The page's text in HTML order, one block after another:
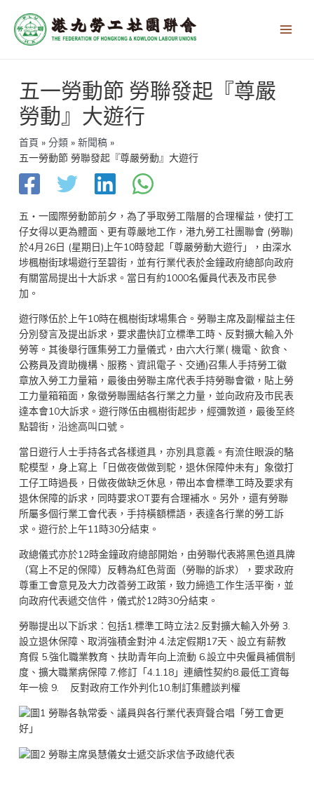
五一勞動節 勞聯發起『尊嚴
勞動』大遊行
首頁 分類
新聞稿
五一勞動節 勞聯發起『尊嚴勞動』大遊行
五‧一國際勞動節前夕，為了爭取勞工階層的合理權益，使打工
仔女得以更為體面、更有尊嚴地工作，港九勞工社團聯會 (勞聯)
於4月26日 (星期日)上午10時發起「尊嚴勞動大遊行」，由深水
埗楓樹街球場遊行至碧街，並有行業代表於金鐘政府總部向政府
有關當局提出十大訴求。當日有約1000名僱員代表及市民參
加。
遊行隊伍於上午10時在楓樹街球場集合。勞聯主席及副權益主任
分別發言及提出訴求，要求盡快訂立標準工時、反對擴大輸入外
勞等。其後舉行匯集勞工力量儀式，由六大行業( 機電、飲食、
公務員及資助機構、服務、資訊電子、交通)召集人手持勞工徽
章放入勞工力量箱，最後由勞聯主席代表手持勞聯會徽，貼上勞
工力量箱箱面，象徵勞聯團結各行業之力量，並向政府及市民表
達本會10大訴求。遊行隊伍由楓樹街起步，經彌敦道，最後至終
點碧街，沿途高叫口號。
當日遊行人士手持各式各樣道具，亦別具意義。有流住眼淚的駱
駝模型，身上寫上「日做夜做做到駝，退休保障仲未有」象徵打
工仔工時過長，日做夜做缺乏休息，帶出本會標準工時及要求有
退休保障的訴求，同時要求OT要有合理補水。另外，還有勞聯
所屬多個行業工會代表，手持橫額標語，表達各行業的勞工訴
求。遊行於上午11時30分結束。
政總儀式亦於12時金鐘政府總部開始，由勞聯代表將黑色道具牌
（寫上不足的保障）反轉為紅色背面（勞聯的訴求），要求政府
尊重工會意見及大力改善勞工政策，致力締造工作生活平衡，並
向政府代表遞交信件，儀式於12時30分結束。
勞聯提出以下訴求︰包括1.標準工時立法2.反對擴大輸入外勞 3.
設立退休保障、取消強積金對沖 4.法定假期17天、設立有薪教
育假 5.強化職業教育、扶助青年向上流動 6.設立中央僱員補償制
度、擴大職業病保障 7.修訂「4.1.18」連續性契約8.最低工資每
年一檢 9. 反對政府工作外判化10.制訂集體談判權
覽